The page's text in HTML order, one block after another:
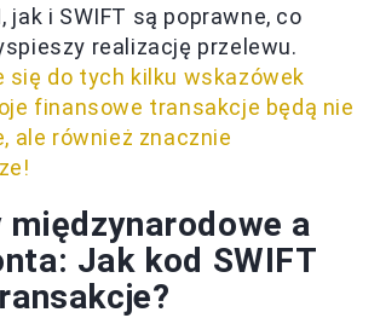
jak i SWIFT są poprawne, co
realizację przelewu.
się do tych kilku wskazówek
finansowe transakcje będą nie
ale również znacznie
międzynarodowe a
Jak kod SWIFT